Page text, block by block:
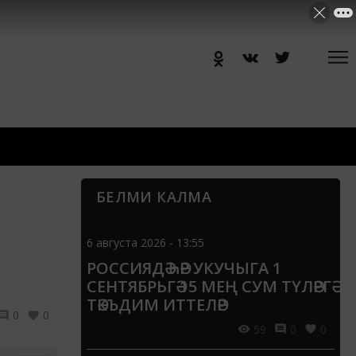
0 0
БЕЛМИ КАЛМА
6 августа 2026 - 13:55
РОССИЯДӘ ҺӘР УКУЧЫГА 1
СЕНТЯБРЬГӘ 15 МЕҢ СУМ ТҮЛӘРГӘ
ТӘКЪДИМ ИТТЕЛӘР
59 0 0